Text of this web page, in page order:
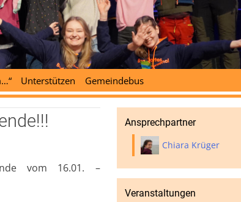
Unterstützen Gemeindebus
nach:
vom 16.01. –
Ansprechpartner
Chiara Krüger
Veranstaltungen